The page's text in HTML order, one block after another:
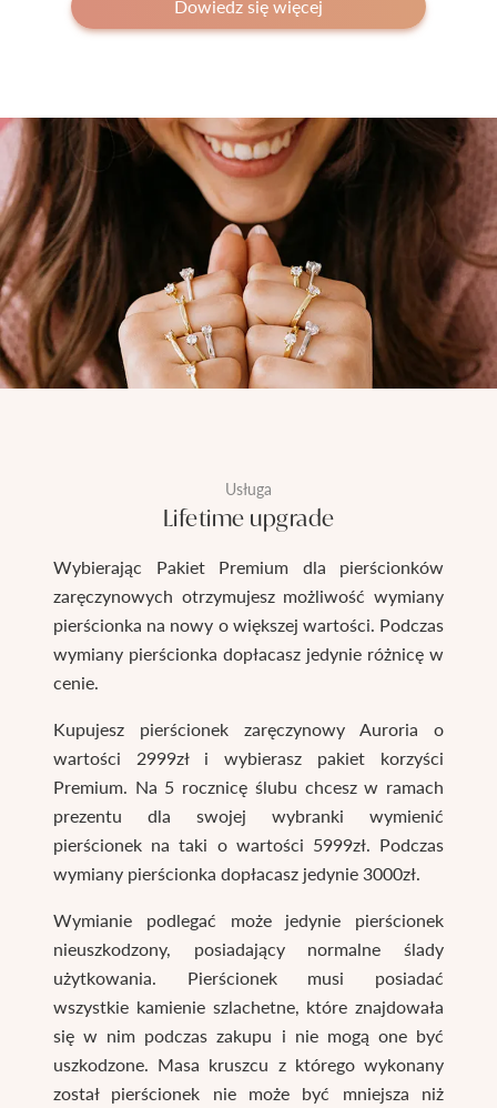
Dowiedz się więcej
Usługa
Lifetime upgrade
Wybierając Pakiet Premium dla pierścionków
zaręczynowych otrzymujesz możliwość wymiany
pierścionka na nowy o większej wartości. Podczas
wymiany pierścionka dopłacasz jedynie różnicę w
cenie.
Kupujesz pierścionek zaręczynowy Auroria o
wartości 2999zł i wybierasz pakiet korzyści
Premium. Na 5 rocznicę ślubu chcesz w ramach
prezentu dla swojej wybranki wymienić
pierścionek na taki o wartości 5999zł. Podczas
wymiany pierścionka dopłacasz jedynie 3000zł.
Wymianie podlegać może jedynie pierścionek
nieuszkodzony, posiadający normalne ślady
użytkowania. Pierścionek musi posiadać
wszystkie kamienie szlachetne, które znajdowała
się w nim podczas zakupu i nie mogą one być
uszkodzone. Masa kruszcu z którego wykonany
został pierścionek nie może być mniejsza niż